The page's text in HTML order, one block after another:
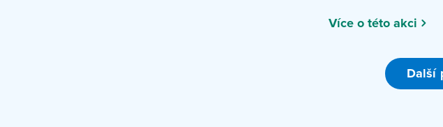
Více o této akci
Další